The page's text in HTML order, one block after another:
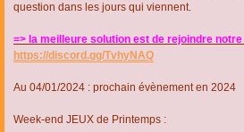
question dans les jours qui viennent.
=> la meilleure solution est de rejoindre
https://discord.gg/TvhyNAQ
Au 04/01/2024 : prochain évènement en 2024
Week-end JEUX de Printemps :